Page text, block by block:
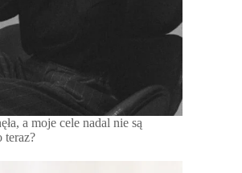
a moje cele nadal nie są
teraz?